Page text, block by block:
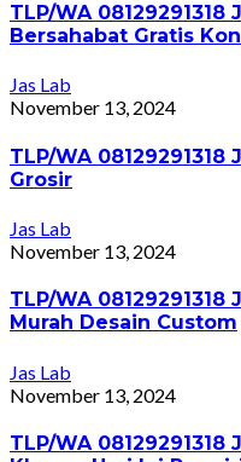
TLP/WA 08129291318
Bersahabat Gratis
Jas Lab
November 13, 2024
TLP/WA 08129291318
Grosir
Jas Lab
November 13, 2024
TLP/WA 08129291318
Murah Desain Custom
Jas Lab
November 13, 2024
TLP/WA 08129291318